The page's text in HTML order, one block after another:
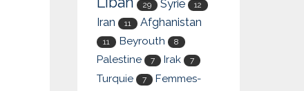
29 Syrie 12
Iran 11 Afghanistan
11 Beyrouth 8
Palestine 7 Irak 7
Turquie 7
Femmes-